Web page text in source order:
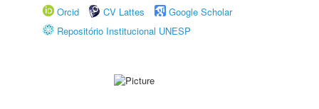
Orcid
CV Lattes
Google Scholar
Repositório Institucional UNESP